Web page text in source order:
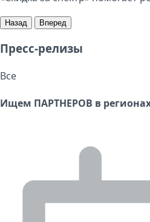
Назад Вперед
Пресс-релизы
Все
Ищем ПАРТНЕРОВ в